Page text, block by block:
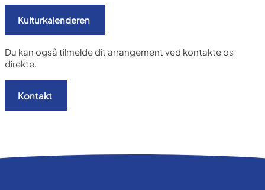
Kulturkalenderen
Du kan også tilmelde dit arrangement ved kontakte os
direkte.
Kontakt